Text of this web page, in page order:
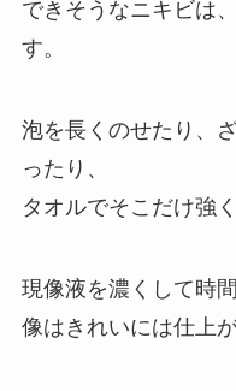
できそうなニキビは
す。
泡を長くのせたり、
ったり、
タオルでそこだけ強
現像液を濃くして時
像はきれいには仕上